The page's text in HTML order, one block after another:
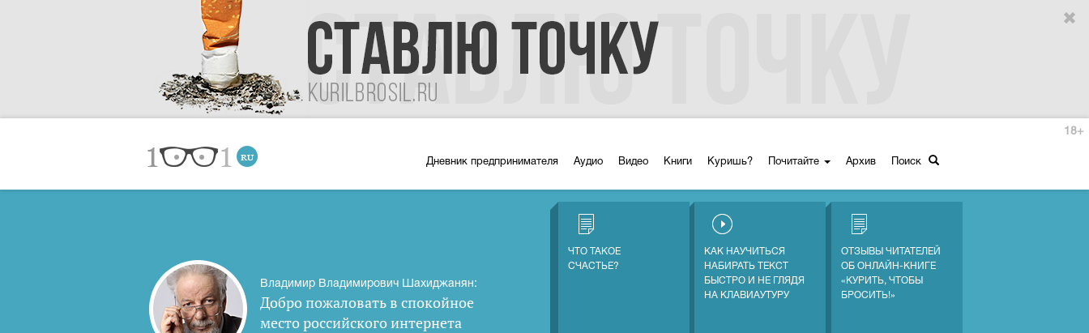
Дневник предпринимателя Аудио Видео Книги Куришь? Почитайте Архив Поиск
18+
Владимир Владимирович Шахиджанян:
Добро пожаловать в спокойное
место российского интернета
ЧТО ТАКОЕ
СЧАСТЬЕ?
КАК НАУЧИТЬСЯ
НАБИРАТЬ ТЕКСТ
БЫСТРО И НЕ ГЛЯДЯ
НА КЛАВИАУТУРУ
ОТЗЫВЫ ЧИТАТЕЛЕЙ
ОБ ОНЛАЙН-КНИГЕ
«КУРИТЬ, ЧТОБЫ
БРОСИТЬ!»